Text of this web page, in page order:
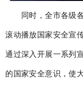
同时，全市各级各
滚动播放国家安全宣
通过深入开展一系列
的国家安全意识，使